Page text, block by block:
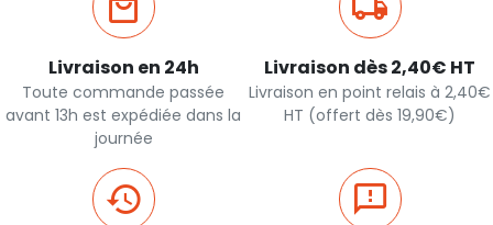
Livraison en 24h
Toute commande passée
avant 13h est expédiée dans la
journée
Livraison dès 2,40€ HT
Livraison en point relais à 2,40€
HT (offert dès 19,90€)